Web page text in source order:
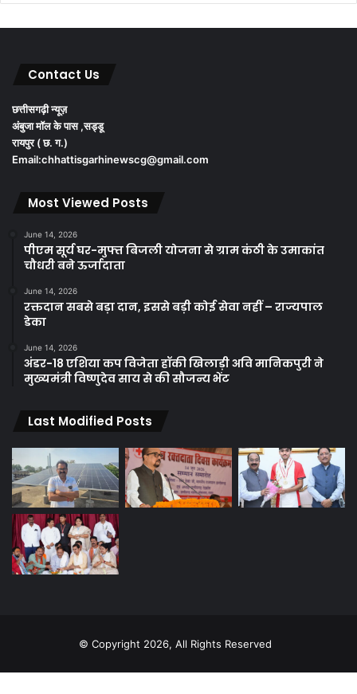
Contact Us
छत्तीसगढ़ी न्यूज़
अंबुजा मॉल के पास ,सड्डू
रायपुर ( छ. ग.)
Email:chhattisgarhinewscg@gmail.com
Most Viewed Posts
June 14, 2026
पीएम सूर्य घर-मुफ्त बिजली योजना से ग्राम कंठी के उमाकांत
चौधरी बने ऊर्जादाता
June 14, 2026
रक्तदान सबसे बड़ा दान, इससे बड़ी कोई सेवा नहीं – राज्यपाल
डेका
June 14, 2026
अंडर-18 एशिया कप विजेता हॉकी खिलाड़ी अवि मानिकपुरी ने
मुख्यमंत्री विष्णुदेव साय से की सौजन्य भेंट
Last Modified Posts
© Copyright 2026, All Rights Reserved